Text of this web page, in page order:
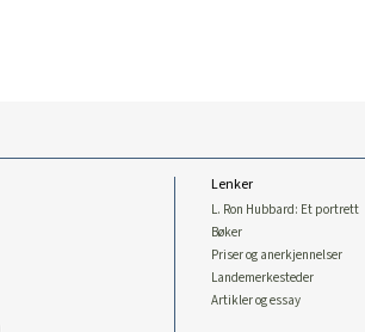
Lenker
L. Ron Hubbard: Et portrett
Bøker
Priser og anerkjennelser
Landemerkesteder
Artikler og essay